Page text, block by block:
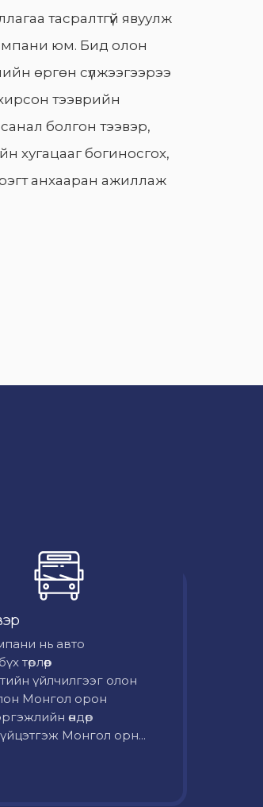
тасралтгүй явуулж
юм. Бид олон
өргөн сүлжээгээрээ
тээврийн
болгон тээвэр,
хугацааг богиносгох,
анхааран ажиллаж
нь авто
төрлөөр
үйлчилгээг олон
Монгол орон
өндөр
Монгол орн...